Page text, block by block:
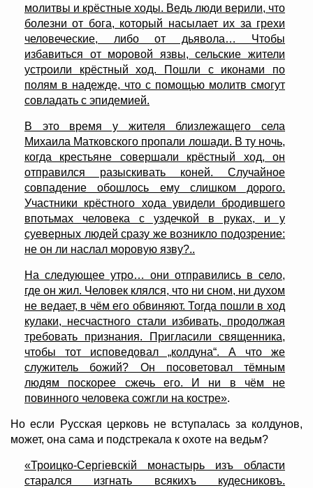
молитвы и крёстные ходы. Ведь люди верили, что
болезни от бога, который насылает их за грехи
человеческие, либо от дьявола… Чтобы
избавиться от моровой язвы, сельские жители
устроили крёстный ход. Пошли с иконами по
полям в надежде, что с помощью молитв смогут
совладать с эпидемией.
В это время у жителя близлежащего села
Михаила Матковского пропали лошади. В ту ночь,
когда крестьяне совершали крёстный ход, он
отправился разыскивать коней. Случайное
совпадение обошлось ему слишком дорого.
Участники крёстного хода увидели бродившего
впотьмах человека с уздечкой в руках, и у
суеверных людей сразу же возникло подозрение:
не он ли наслал моровую язву?..
На следующее утро… они отправились в село,
где он жил. Человек клялся, что ни сном, ни духом
не ведает, в чём его обвиняют. Тогда пошли в ход
кулаки, несчастного стали избивать, продолжая
требовать признания. Пригласили священника,
чтобы тот исповедовал „колдуна“. А что же
служитель божий? Он посоветовал тёмным
людям поскорее сжечь его. И ни в чём не
повинного человека сожгли на костре».
Но если Русская церковь не вступалась за колдунов,
может, она сама и подстрекала к охоте на ведьм?
«Троицко-Сергiевскiй монастырь изъ области
старался изгнать всякихъ кудесниковъ.